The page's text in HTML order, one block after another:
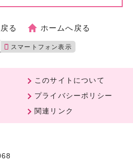
る ホームへ戻る
スマートフォン表示
このサイトについて
プライバシーポリシー
関連リンク